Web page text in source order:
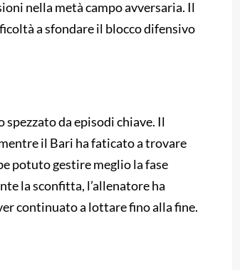
nella metà campo avversaria. Il
a sfondare il blocco difensivo
da episodi chiave. Il
il Bari ha faticato a trovare
potuto gestire meglio la fase
la sconfitta, l’allenatore ha
continuato a lottare fino alla fine.